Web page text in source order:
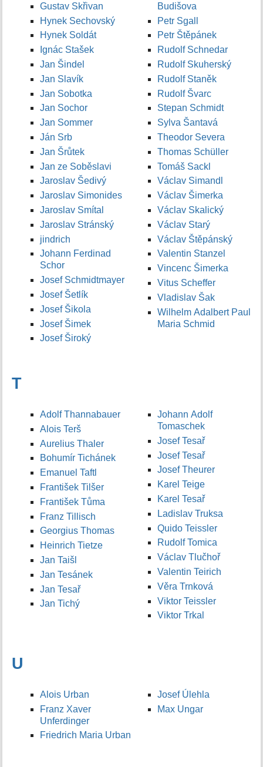
Gustav Skřivan
Hynek Sechovský
Hynek Soldát
Ignác Stašek
Jan Šindel
Jan Slavík
Jan Sobotka
Jan Sochor
Jan Sommer
Ján Srb
Jan Šrůtek
Jan ze Soběslavi
Jaroslav Šedivý
Jaroslav Simonides
Jaroslav Smítal
Jaroslav Stránský
jindrich
Johann Ferdinad
Schor
Josef Schmidtmayer
Josef Šetlík
Josef Šikola
Josef Šimek
Josef Široký
Budišova
Petr Sgall
Petr Štěpánek
Rudolf Schnedar
Rudolf Skuherský
Rudolf Staněk
Rudolf Švarc
Stepan Schmidt
Sylva Šantavá
Theodor Severa
Thomas Schüller
Tomáš Sackl
Václav Simandl
Václav Šimerka
Václav Skalický
Václav Starý
Václav Štěpánský
Valentin Stanzel
Vincenc Šimerka
Vitus Scheffer
Vladislav Šak
Wilhelm Adalbert Paul
Maria Schmid
T
Adolf Thannabauer
Alois Terš
Aurelius Thaler
Bohumír Tichánek
Emanuel Taftl
František Tilšer
František Tůma
Franz Tillisch
Georgius Thomas
Heinrich Tietze
Jan Taišl
Jan Tesánek
Jan Tesař
Jan Tichý
Johann Adolf
Tomaschek
Josef Tesař
Josef Tesař
Josef Theurer
Karel Teige
Karel Tesař
Ladislav Truksa
Quido Teissler
Rudolf Tomica
Václav Tlučhoř
Valentin Teirich
Věra Trnková
Viktor Teissler
Viktor Trkal
U
Alois Urban
Franz Xaver
Unferdinger
Friedrich Maria Urban
Josef Úlehla
Max Ungar